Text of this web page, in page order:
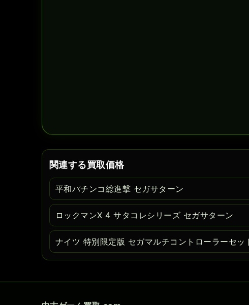
関連する買取価格
平和パチンコ総進撃 セガサターン
ロックマンX 4 サタコレシリーズ セガサターン
ナイツ 特別限定版 セガマルチコントローラーセッ